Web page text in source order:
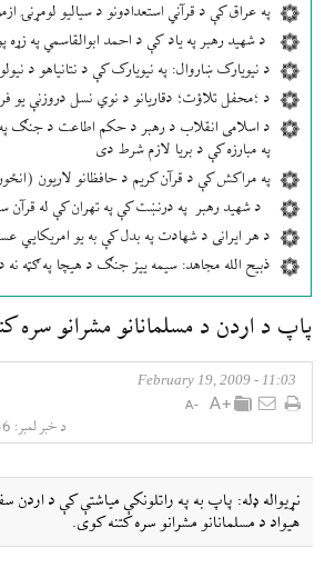
په عراق کې د قرآني استعدادونو د سیالیو لومړنۍ
د شهید رهبر په یاد کې د احمد ابوالقاسمي په
د نیویارک ښاروال: په نیویارک کې د نتانیاهو د
د ؛محفل تلاؤت؛ دقاریانو د نوي نسل دروزنې
د اسلامی انقلاب د رهبر د حکم اطاعت د جنګ
په مبارزه کې د بریا لازم شرط دی
په مراکش کې د قرآن کریم د حافظانو لاریون
د شهید رهبر په درنښت کې په تهران کې له
د هر ایرانی د شهادت په بدل کې به یو امریکایي
ذبیح الله مجاهد: سیمه ییز جنګ د هیچا په ګټه نه
پاپ د اردن د مسلمانانو مشرانو سره
11:03 - February 19, 2009
د خبر لمبر:
نړيواله ډله: پاپ به په راتلونكې مياشتې كې د
هيواد د مسلمانانو مشرانو سره كتنه كوی.